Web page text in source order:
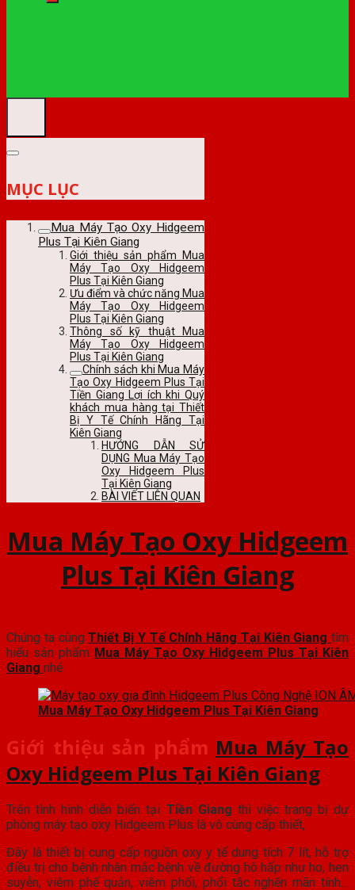
MỤC LỤC
Mua Máy Tạo Oxy Hidgeem
Plus Tại Kiên Giang
Giới thiệu sản phẩm Mua
Máy Tạo Oxy Hidgeem
Plus Tại Kiên Giang
Ưu điểm và chức năng Mua
Máy Tạo Oxy Hidgeem
Plus Tại Kiên Giang
Thông số kỹ thuật Mua
Máy Tạo Oxy Hidgeem
Plus Tại Kiên Giang
Chính sách khi Mua Máy
Tạo Oxy Hidgeem Plus Tại
Tiền Giang Lợi ích khi Quý
khách mua hàng tại Thiết
Bị Y Tế Chính Hãng Tại
Kiên Giang
HƯỚNG DẪN SỬ
DỤNG Mua Máy Tạo
Oxy Hidgeem Plus
Tại Kiên Giang
BÀI VIẾT LIÊN QUAN
Mua Máy Tạo Oxy Hidgeem
Plus Tại Kiên Giang
Chúng ta cùngThiết Bị Y Tế Chính Hãng Tại Kiên Giang tìm
hiểu sản phẩm Mua Máy Tạo Oxy Hidgeem Plus Tại Kiên
Giang nhé
Mua Máy Tạo Oxy Hidgeem Plus Tại Kiên Giang
Giới thiệu sản phẩm Mua Máy Tạo
Oxy Hidgeem Plus Tại Kiên Giang
Trên tình hình diễn biến tại Tiền Giang thì việc trang bị dự
phòng máy tạo oxy Hidgeem Plus là vô cùng cấp thiết,
Đây là thiết bị cung cấp nguồn oxy y tế dung tích 7 lít, hỗ trợ
điều trị cho bệnh nhân mắc bệnh về đường hô hấp như ho, hen
suyễn, viêm phế quản, viêm phổi, phổi tắc nghẽn mãn tính…